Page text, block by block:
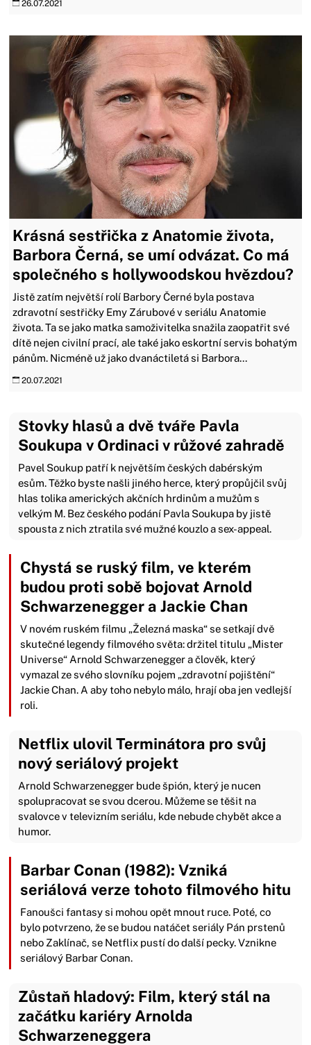
26.07.2021
Krásná sestřička z Anatomie života,
Barbora Černá, se umí odvázat. Co má
společného s hollywoodskou hvězdou?
Jistě zatím největší rolí Barbory Černé byla postava
zdravotní sestřičky Emy Zárubové v seriálu Anatomie
života. Ta se jako matka samoživitelka snažila zaopatřit své
dítě nejen civilní prací, ale také jako eskortní servis bohatým
pánům. Nicméně už jako dvanáctiletá si Barbora...
20.07.2021
Stovky hlasů a dvě tváře Pavla
Soukupa v Ordinaci v růžové zahradě
Pavel Soukup patří k největším českých dabérským
esům. Těžko byste našli jiného herce, který propůjčil svůj
hlas tolika amerických akčních hrdinům a mužům s
velkým M. Bez českého podání Pavla Soukupa by jistě
spousta z nich ztratila své mužné kouzlo a sex-appeal.
Chystá se ruský film, ve kterém
budou proti sobě bojovat Arnold
Schwarzenegger a Jackie Chan
V novém ruském filmu „Železná maska“ se setkají dvě
skutečné legendy filmového světa: držitel titulu „Mister
Universe“ Arnold Schwarzenegger a člověk, který
vymazal ze svého slovníku pojem „zdravotní pojištění“
Jackie Chan. A aby toho nebylo málo, hrají oba jen vedlejší
roli.
Netflix ulovil Terminátora pro svůj
nový seriálový projekt
Arnold Schwarzenegger bude špión, který je nucen
spolupracovat se svou dcerou. Můžeme se těšit na
svalovce v televizním seriálu, kde nebude chybět akce a
humor.
Barbar Conan (1982): Vzniká
seriálová verze tohoto filmového hitu
Fanoušci fantasy si mohou opět mnout ruce. Poté, co
bylo potvrzeno, že se budou natáčet seriály Pán prstenů
nebo Zaklínač, se Netflix pustí do další pecky. Vznikne
seriálový Barbar Conan.
Zůstaň hladový: Film, který stál na
začátku kariéry Arnolda
Schwarzeneggera